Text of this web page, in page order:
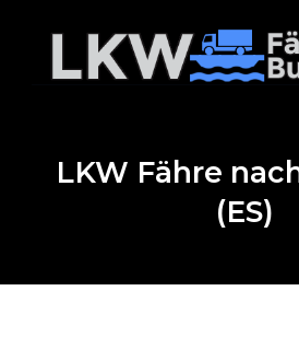
Home
LKW Fähre
(ES)